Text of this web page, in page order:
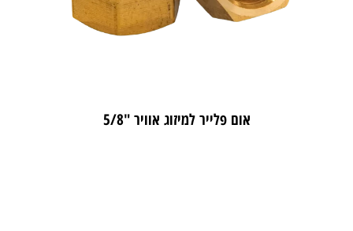
אום פלייר למיזוג אוויר "5/8